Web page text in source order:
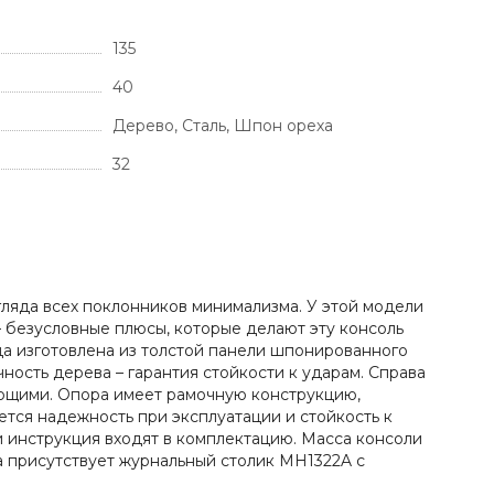
135
40
Дерево, Сталь, Шпон ореха
32
всех поклонников минимализма. У этой модели
плюсы, которые делают эту консоль
из толстой панели шпонированного
дерева – гарантия стойкости к ударам. Справа
Опора имеет рамочную конструкцию,
надежность при эксплуатации и стойкость к
входят в комплектацию. Масса консоли
журнальный столик MH1322A с